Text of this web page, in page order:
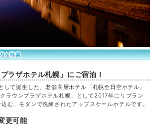
ラザホテル札幌」にご宿泊！
して誕生した、老舗高層ホテル「札幌全日空ホテル」
ラウンプラザホテル札幌」として2017年にリブラン
む、モダンで洗練されたアップスケールホテルです。
更可能